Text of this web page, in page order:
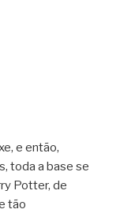
e então,
toda a base se
Potter, de
tão